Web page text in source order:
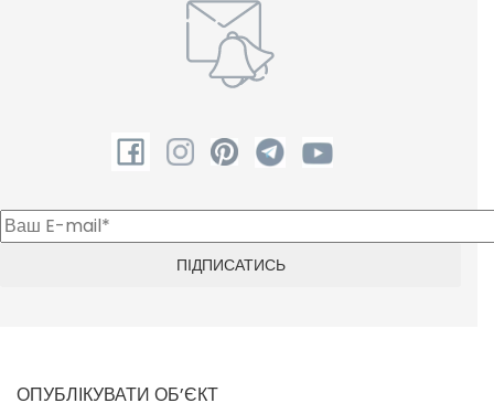
ОПУБЛІКУВАТИ ОБ’ЄКТ